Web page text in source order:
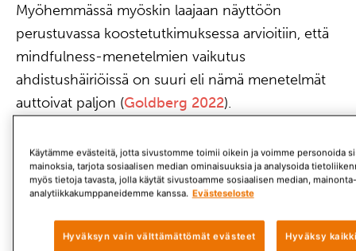
Myöhemmässä myöskin laajaan näyttöön
perustuvassa koostetutkimuksessa arvioitiin, että
mindfulness-menetelmien vaikutus
ahdistushäiriöissä on suuri eli nämä menetelmät
auttoivat paljon (Goldberg 2022).
Meditaatio lievittää masennusta
Mindfulness-tyyppisen meditaation on havaittu
auttavan masennusoireisiin niin lievässä,
keskivaikeassa kuin vakavassakin masennuksessa.
Käytämme evästeitä, jotta sivustomme toimii oikein ja voimme personoida
mainoksia, tarjota sosiaalisen median ominaisuuksia ja analysoida
myös tietoja tavasta, jolla käytät sivustoamme sosiaalisen median,
analytiikkakumppaneidemme kanssa. Evästeseloste
Hyväksyn vain välttämättömät evästeet Hyväksy